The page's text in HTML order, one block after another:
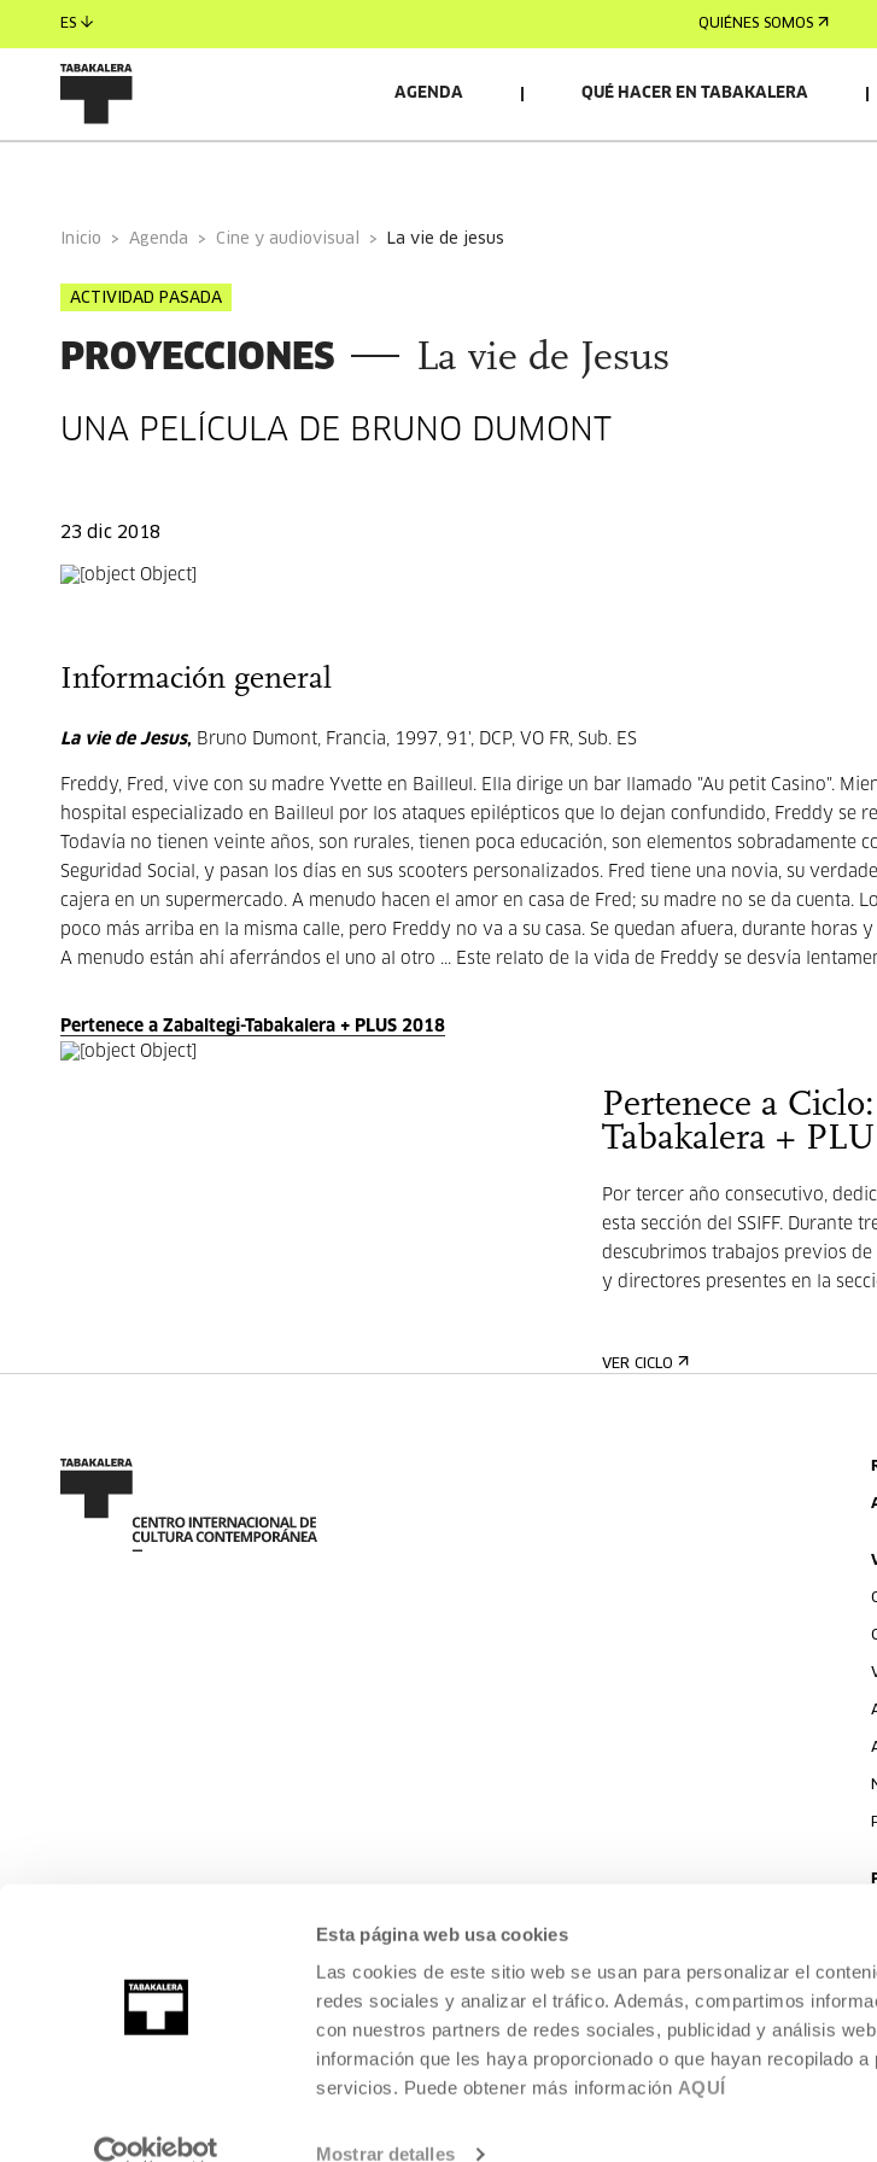
Esta página web usa cookies
Las cookies de este sitio web se usan para personalizar el
redes sociales y analizar el tráfico. Además, compartimos
con nuestros partners de redes sociales, publicidad y análisis
información que les haya proporcionado o que hayan recopilado
servicios. Puede obtener más información AQUÍ
Mostrar detalles
ES QUIÉNES SOMOS
AGENDA QUÉ HACER EN TABAKALERA
Inicio Agenda Cine y audiovisual la vie de jesus
ACTIVIDAD PASADA
PROYECCIONES La vie de Jesus
UNA PELÍCULA DE BRUNO DUMONT
23 dic 2018
Información general
La vie de Jesus, Bruno Dumont, Francia, 1997, 91', DCP, VO FR, Sub. ES
Freddy, Fred, vive con su madre Yvette en Bailleul. Ella dirige un bar llamado "Au petit Casino".
hospital especializado en Bailleul por los ataques epilépticos que lo dejan confundido, Freddy se
Todavía no tienen veinte años, son rurales, tienen poca educación, son elementos sobradamente
Seguridad Social, y pasan los días en sus scooters personalizados. Fred tiene una novia, su
cajera en un supermercado. A menudo hacen el amor en casa de Fred; su madre no se da cuenta.
poco más arriba en la misma calle, pero Freddy no va a su casa. Se quedan afuera, durante horas
A menudo están ahí aferrándos el uno al otro ... Este relato de la vida de Freddy se desvía
Pertenece a Zabaltegi-Tabakalera + PLUS 2018
Pertenece a
Tabakalera +
Por tercer año consecutivo,
esta sección del SSIFF. Durante
descubrimos trabajos previos de
y directores presentes en la
VER CICLO